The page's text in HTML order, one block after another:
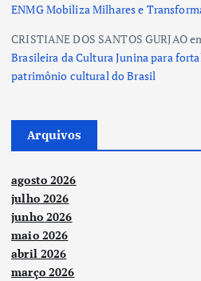
ENMG Mobiliza Milhares e
CRISTIANE DOS SANTOS GURJAO
Brasileira da Cultura Junina para
patrimônio cultural do Brasil
Arquivos
agosto 2026
julho 2026
junho 2026
maio 2026
abril 2026
março 2026